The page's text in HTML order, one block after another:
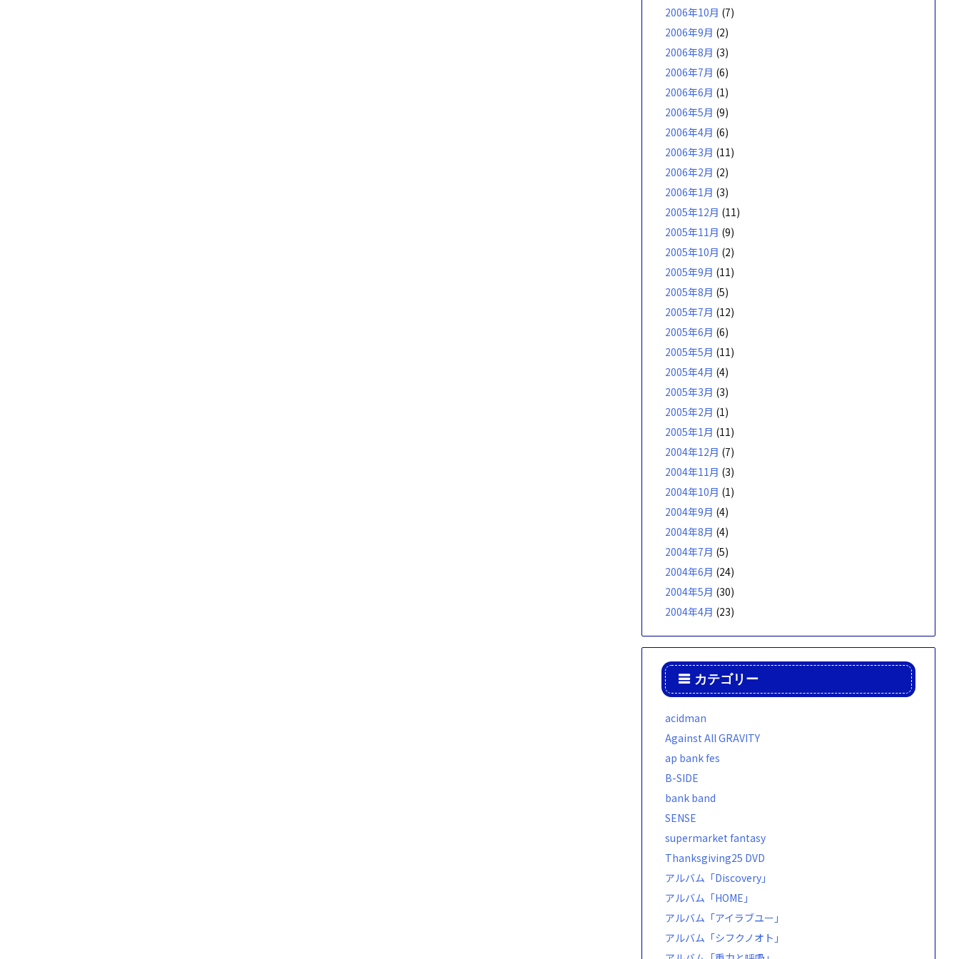
2006年10月 (7)
2006年9月 (2)
2006年8月 (3)
2006年7月 (6)
2006年6月 (1)
2006年5月 (9)
2006年4月 (6)
2006年3月 (11)
2006年2月 (2)
2006年1月 (3)
2005年12月 (11)
2005年11月 (9)
2005年10月 (2)
2005年9月 (11)
2005年8月 (5)
2005年7月 (12)
2005年6月 (6)
2005年5月 (11)
2005年4月 (4)
2005年3月 (3)
2005年2月 (1)
2005年1月 (11)
2004年12月 (7)
2004年11月 (3)
2004年10月 (1)
2004年9月 (4)
2004年8月 (4)
2004年7月 (5)
2004年6月 (24)
2004年5月 (30)
2004年4月 (23)
カテゴリー
acidman
Against All GRAVITY
ap bank fes
B-SIDE
bank band
SENSE
supermarket fantasy
Thanksgiving25 DVD
アルバム「Discovery」
アルバム「HOME」
アルバム「アイラブユー」
アルバム「シフクノオト」